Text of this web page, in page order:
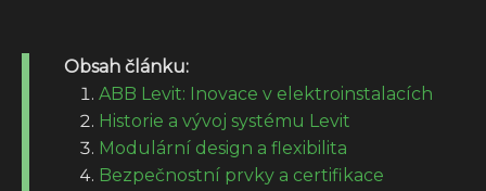
Obsah článku:
ABB Levit: Inovace v elektroinstalacích
Historie a vývoj systému Levit
Modulární design a flexibilita
Bezpečnostní prvky a certifikace